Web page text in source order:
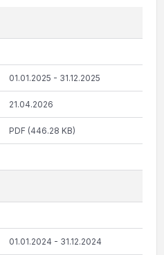
01.01.2025 - 31.12.2025
21.04.2026
PDF (446.28 KB)
01.01.2024 - 31.12.2024